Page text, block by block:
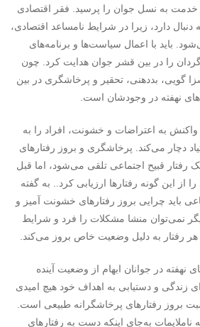
خدمت به نسل جوان را پرسید. فقر اقتصادی
دارد، زیرا در شرایط نامساعد اقتصادی،
باید با اعمال سیاست‌ها و برنامه‌های
را در بین قشر جوان هدایت کرد. چون
گویی، بددهنی، تحقیر و پرخاشگری در بین
نهفته در وجودشان است.
به اعتراضات و خشونت، افراد را به
دچار می‌کند. پرخاشگری و بروز رفتارهای
قبیح اجتماعی تلقی می‌شود، اما قبل
را از این گونه رفتارها ارزیابی کرد.. به گفته
باید چرایی بروز رفتارهای خشونت آمیز و
نمی‌توان منشا مشکلات را فرد و شرایط
رفتار به دلیل وضعیت خاص بروز می‌کند.
در جوانان ابهام از وضعیت آینده
و دستیابی به اهداف خود هیچ‌ امیدی
بروز رفتارهای پرخاشگرانه طبیعی است.
به‌جای اینکه دست به رفتارهای